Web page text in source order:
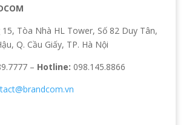
15, Tòa Nhà HL Tower, Số 82 Duy Tân,
Q. Cầu Giấy, TP. Hà Nội
– Hotline: 098.145.8866